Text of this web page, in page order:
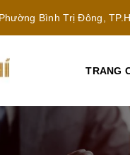
Bình Trị Đông,
TRANG